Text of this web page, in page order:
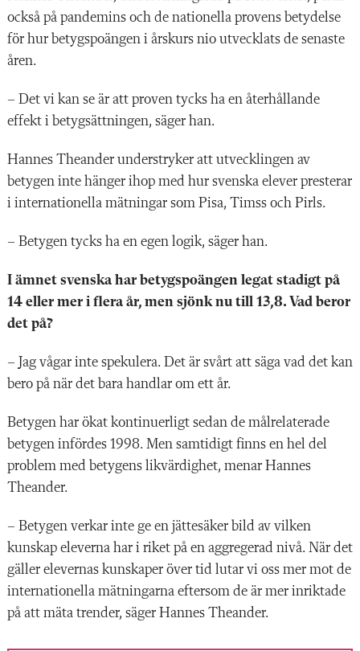
också på pandemins och de nationella provens betydelse
för hur betygspoängen i årskurs nio utvecklats de senaste
åren.
– Det vi kan se är att proven tycks ha en återhållande
effekt i betygsättningen, säger han.
Hannes Theander understryker att utvecklingen av
betygen inte hänger ihop med hur svenska elever presterar
i internationella mätningar som Pisa, Timss och Pirls.
– Betygen tycks ha en egen logik, säger han.
I ämnet svenska har betygspoängen legat stadigt på
14 eller mer i flera år, men sjönk nu till 13,8. Vad beror
det på?
– Jag vågar inte spekulera. Det är svårt att säga vad det kan
bero på när det bara handlar om ett år.
Betygen har ökat kontinuerligt sedan de målrelaterade
betygen infördes 1998. Men samtidigt finns en hel del
problem med betygens likvärdighet, menar Hannes
Theander.
– Betygen verkar inte ge en jättesäker bild av vilken
kunskap eleverna har i riket på en aggregerad nivå. När det
gäller elevernas kunskaper över tid lutar vi oss mer mot de
internationella mätningarna eftersom de är mer inriktade
på att mäta trender, säger Hannes Theander.